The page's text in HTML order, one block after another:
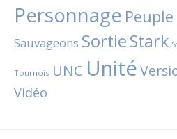
Personnage
Sauvageons SortieStark
Tournois UNC Unité
Vidéo